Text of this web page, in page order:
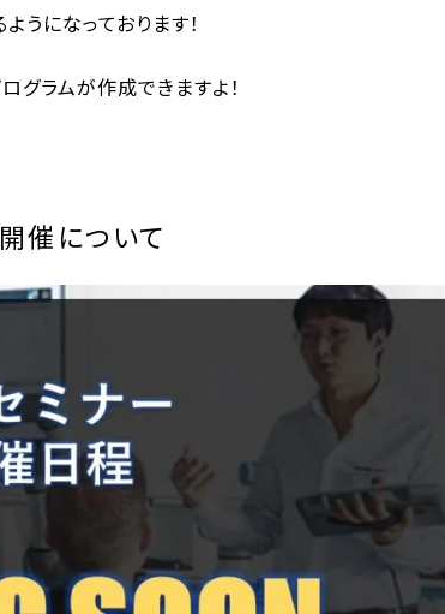
うになっております！
グラムが作成できますよ！
催について